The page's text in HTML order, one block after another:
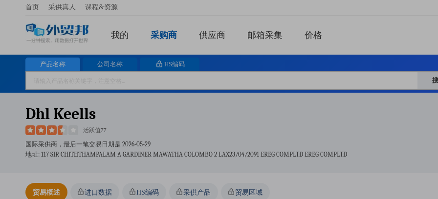
首页 采供真人 课程&资源
我的 采购商 供应商 邮箱采集 价格
产品名称 公司名称 HS编码
Dhl Keells
活跃值77
国际采供商，最后一笔交易日期是 2026-05-29
地址: 117 SIR CHITHTHAMPALAM A GARDINER MAWATHA COLOMBO 2 LAX23/04/2091 EREG COMPLTD EREG COMPLTD
贸易概述 进口数据 HS编码 采供产品 贸易区域